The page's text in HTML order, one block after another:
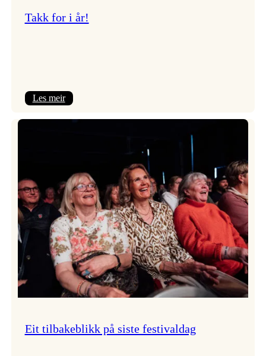
Takk for i år!
Les meir:
Eit tilbakeblikk på siste festivaldag